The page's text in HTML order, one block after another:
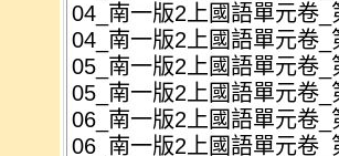
04_南一版2上國語單元卷
04_南一版2上國語單元卷
05_南一版2上國語單元卷
05_南一版2上國語單元卷
06_南一版2上國語單元卷
06_南一版2上國語單元卷